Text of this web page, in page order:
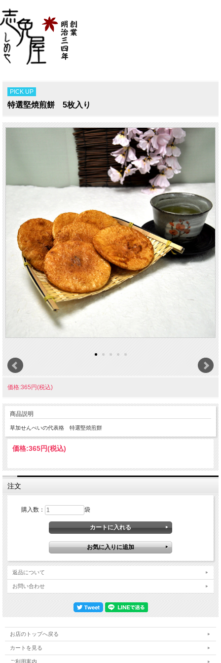
PICK UP
特選堅焼煎餅 5枚入り
価格:365円(税込)
商品説明
草加せんべいの代表格 特選堅焼煎餅
価格:365円(税込)
注文
購入数： 袋
返品について
お問い合わせ
お店のトップへ戻る
カートを見る
ご利用案内